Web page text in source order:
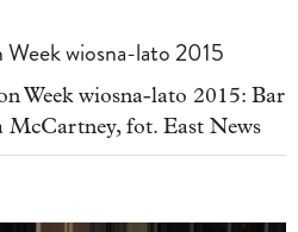
Week wiosna-lato 2015
Week wiosna-lato 2015: Bar
McCartney, fot. East News